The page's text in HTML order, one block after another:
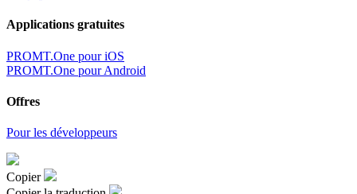
Applications gratuites
PROMT.One pour iOS
PROMT.One pour Android
Offres
Pour les développeurs
Copier